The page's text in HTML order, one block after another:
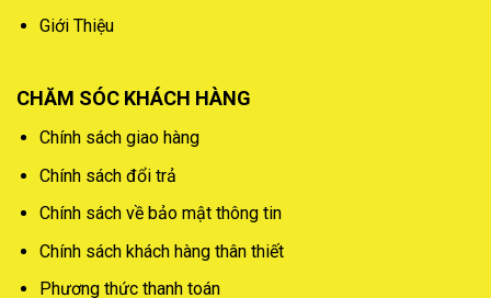
Giới Thiệu
CHĂM SÓC KHÁCH HÀNG
Chính sách giao hàng
Chính sách đổi trả
Chính sách về bảo mật thông tin
Chính sách khách hàng thân thiết
Phương thức thanh toán